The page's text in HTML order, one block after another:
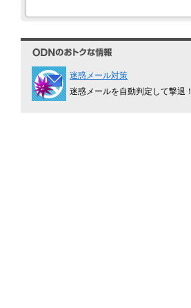
迷惑メール対策
迷惑メールを自動判定して撃退！